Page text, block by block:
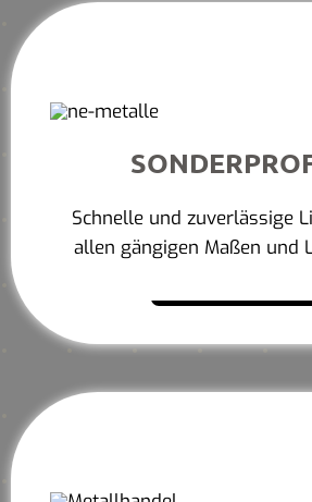
Schnelle und zuverlässige
allen gängigen Maßen und